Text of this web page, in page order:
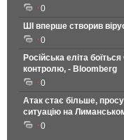
0
ШІ вперше створив
0
Російська еліта
контролю, - Bloomberg
0
Атак стає більше,
ситуацію на
0